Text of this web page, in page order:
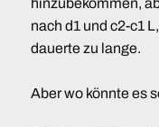
nach d1 und c2-c1
dauerte zu lange.
Aber wo könnte es